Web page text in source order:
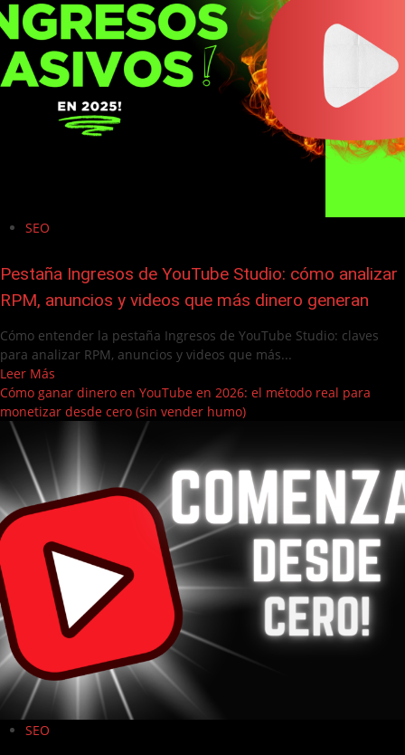
SEO
Pestaña Ingresos de YouTube Studio: cómo analizar
RPM, anuncios y videos que más dinero generan
Cómo entender la pestaña Ingresos de YouTube Studio: claves
para analizar RPM, anuncios y videos que más...
Leer Más
Cómo ganar dinero en YouTube en 2026: el método real para
monetizar desde cero (sin vender humo)
SEO